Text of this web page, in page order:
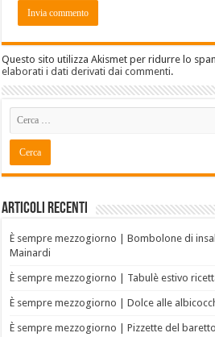
Questo sito utilizza Akismet per ridurre lo
elaborati i dati derivati dai commenti.
Articoli recenti
È sempre mezzogiorno | Bombolone di
Mainardi
È sempre mezzogiorno | Tabulè estivo
È sempre mezzogiorno | Dolce alle
È sempre mezzogiorno | Pizzette del